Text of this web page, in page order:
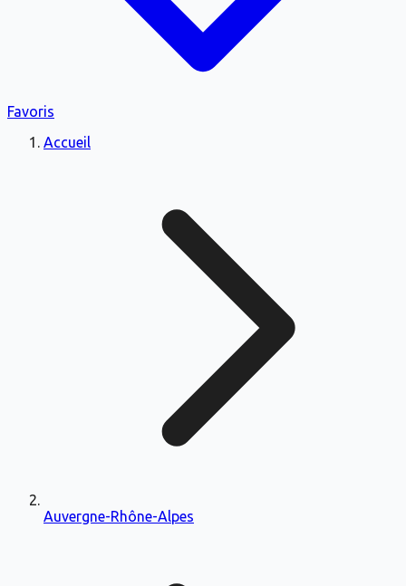
Favoris
Accueil
Auvergne-Rhône-Alpes